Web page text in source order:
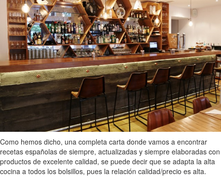
Como hemos dicho, una completa carta donde vamos a encontrar
recetas españolas de siempre, actualizadas y siempre elaboradas con
productos de excelente calidad, se puede decir que se adapta la alta
cocina a todos los bolsillos, pues la relación calidad/precio es alta.